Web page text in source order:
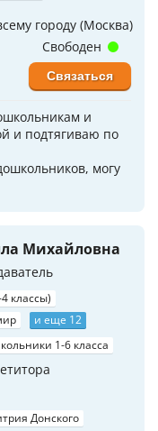
городу (Москва)
и
и подтягиваю по
могу
Свободен
Связаться
Михайловна
классы)
и еще 12
1-6 класса
Донского